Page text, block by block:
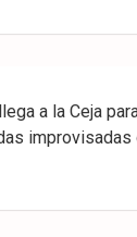
a la Ceja
improvisadas